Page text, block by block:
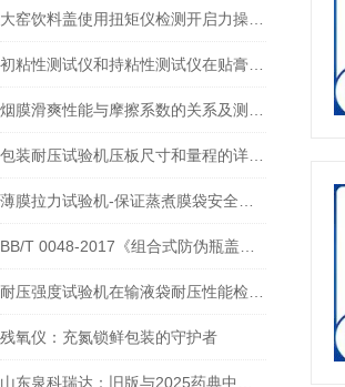
残氧仪：充氮锁鲜包装的守护者